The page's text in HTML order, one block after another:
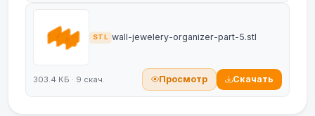
STL wall-jewelery-organizer-part-5.stl
303.4 КБ · 9 скач. Просмотр Скачать